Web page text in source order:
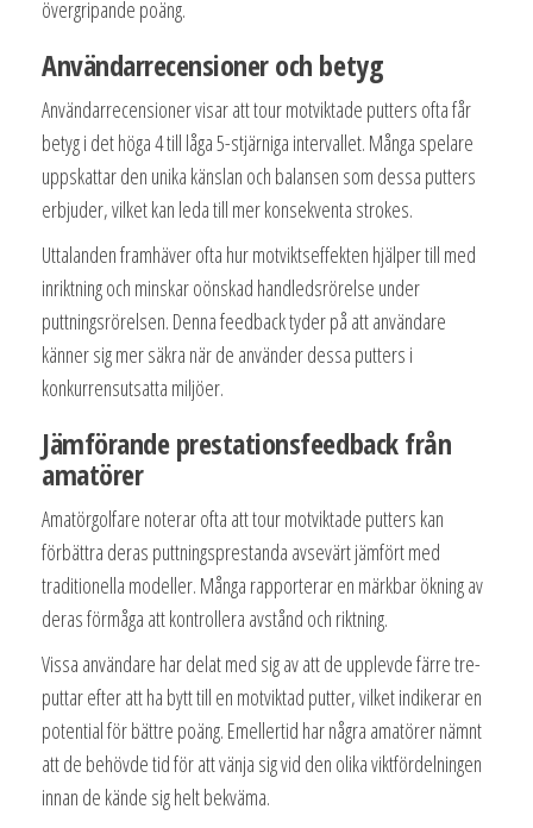
övergripande poäng.
Användarrecensioner och betyg
Användarrecensioner visar att tour motviktade putters ofta får
betyg i det höga 4 till låga 5-stjärniga intervallet. Många spelare
uppskattar den unika känslan och balansen som dessa putters
erbjuder, vilket kan leda till mer konsekventa strokes.
Uttalanden framhäver ofta hur motviktseffekten hjälper till med
inriktning och minskar oönskad handledsrörelse under
puttningsrörelsen. Denna feedback tyder på att användare
känner sig mer säkra när de använder dessa putters i
konkurrensutsatta miljöer.
Jämförande prestationsfeedback från
amatörer
Amatörgolfare noterar ofta att tour motviktade putters kan
förbättra deras puttningsprestanda avsevärt jämfört med
traditionella modeller. Många rapporterar en märkbar ökning av
deras förmåga att kontrollera avstånd och riktning.
Vissa användare har delat med sig av att de upplevde färre tre-
puttar efter att ha bytt till en motviktad putter, vilket indikerar en
potential för bättre poäng. Emellertid har några amatörer nämnt
att de behövde tid för att vänja sig vid den olika viktfördelningen
innan de kände sig helt bekväma.